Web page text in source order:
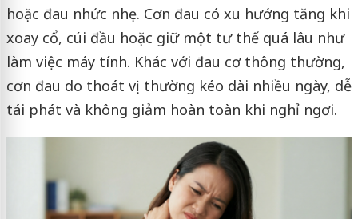
hoặc đau nhức nhẹ. Cơn đau có xu hướng tăng khi
xoay cổ, cúi đầu hoặc giữ một tư thế quá lâu như
làm việc máy tính. Khác với đau cơ thông thường,
cơn đau do thoát vị thường kéo dài nhiều ngày, dễ
tái phát và không giảm hoàn toàn khi nghỉ ngơi.